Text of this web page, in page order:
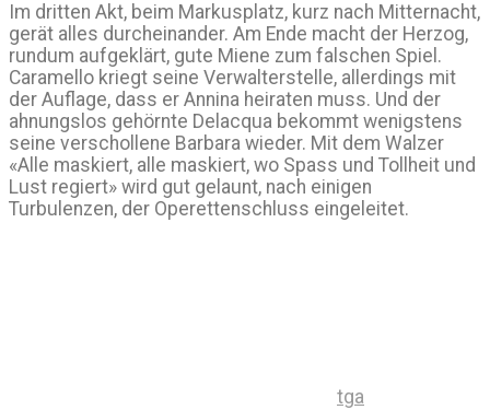
Im dritten Akt, beim Markusplatz, kurz nach Mitternacht,
gerät alles durcheinander. Am Ende macht der Herzog,
rundum aufgeklärt, gute Miene zum falschen Spiel.
Caramello kriegt seine Verwalterstelle, allerdings mit
der Auflage, dass er Annina heiraten muss. Und der
ahnungslos gehörnte Delacqua bekommt wenigstens
seine verschollene Barbara wieder. Mit dem Walzer
«Alle maskiert, alle maskiert, wo Spass und Tollheit und
Lust regiert» wird gut gelaunt, nach einigen
Turbulenzen, der Operettenschluss eingeleitet.
tga